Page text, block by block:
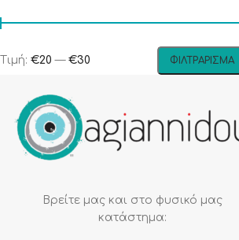
ΦΙΛΤΡΆΡΙΣΜΑ
Τιμή: €20 — €30
Βρείτε μας και στο φυσικό μας
κατάστημα: